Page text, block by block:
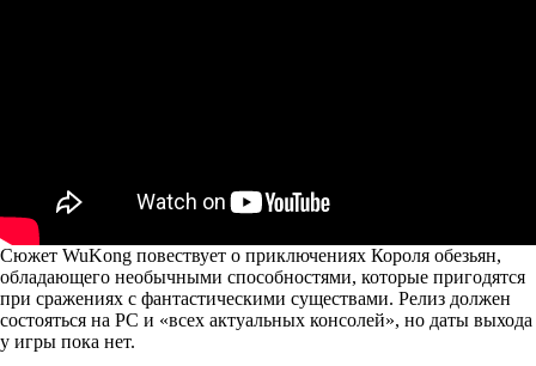
Сюжет WuKong повествует о приключениях Короля обезьян,
обладающего необычными способностями, которые пригодятся
при сражениях с фантастическими существами. Релиз должен
состояться на PC и «всех актуальных консолей», но даты выхода
у игры пока нет.